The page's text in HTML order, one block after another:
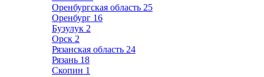
Оренбургская область 25
Оренбург 16
Бузулук 2
Орск 2
Рязанская область 24
Рязань 18
Скопин 1